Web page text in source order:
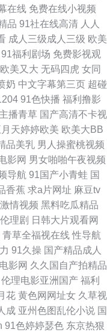
视频高清完整版,视频,免费
网址 女同二区 日韩欧美内
堂色情 九1福利电影在线观
页 精品伦理一区 宅福利导
线上免费 成人在线合集 日
天天日天天干少妇 91久久
蕉福利视社区 超碰少妇自
费电影院网 日韩在线伦理
一区福利二区 国产传媒三
理论片在线看 欧美日韩一
袜被捅内射 国产精品视频自
在线 免费在线小视频
品 91社在线高清 人人
成人三级成人三级 欧美
91福利剧场 免费影视观
欧美又大 无码四虎 女同
奶 中文字幕第三页 超碰
91色快播 福利撸影
播青草 国产高清不卡视
天婷婷欧美 欧美大BB
品美乳 男人操蜜桃视频
影网 男女啪啪午夜视频
导航 91国产小青蛙 国
香蕉 求a片网址 麻豆tv
情视频 黑料吃瓜精品
理剧 日韩大片观看网
青草全福视在线 性导航
91久操 国产精品成人
影网 久久国自产拍精品
伦理电影亚洲国产 福利
花 黄色网网址女 久草视
成 亚州色图乱伦小说 国
91色婷婷瑟色 东京热狠